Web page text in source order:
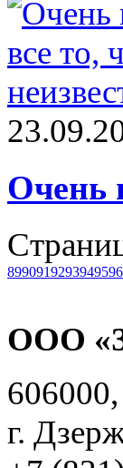
Очень
8990919293949596
ООО
г.